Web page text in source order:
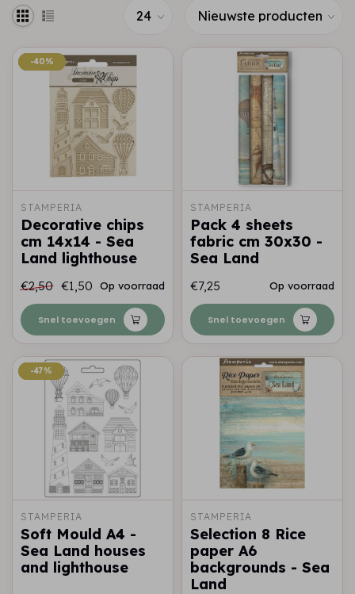
-40%
-40%
STAMPERIA
Decorative chips
cm 14x14 - Sea
Land lighthouse
€2,50 €1,50 Op voorraad
Snel toevoegen
STAMPERIA
Pack 4 sheets
fabric cm 30x30 -
Sea Land
€7,25 Op voorraad
Snel toevoegen
-47%
-47%
STAMPERIA
Soft Mould A4 -
Sea Land houses
and lighthouse
STAMPERIA
Selection 8 Rice
paper A6
backgrounds - Sea
Land